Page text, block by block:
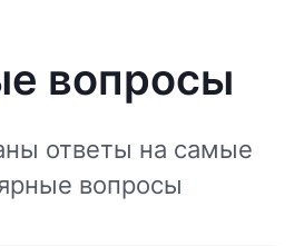
вопросы
ответы на самые
вопросы